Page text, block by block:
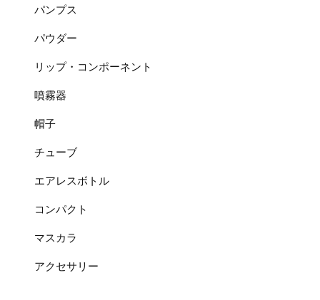
パンプス
パウダー
リップ・コンポーネント
噴霧器
帽子
チューブ
エアレスボトル
コンパクト
マスカラ
アクセサリー